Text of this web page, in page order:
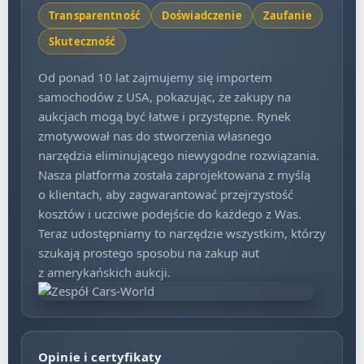
transparentnych danych i zdjęć prosto z aukcji.
Jeśli chcesz, pomożemy Ci również wyszukać pojazd na zamówienie –
Jak wygląda proces licytacji i zakupu na aukcji
Copart z pomocą cars-world.pl?
Licytacja auta z Copart może wydawać się skomplikowana – ale tylko
wtedy, gdy działasz samodzielnie. Z nami cały proces jest uproszczony do
minimum.Nie musisz zakładać konta na Copart, znać języka, ani znać
zasad aukcji – robimy to za Ciebie.
Jak to działa?
Wybierasz auto z naszej bazy ogłoszeń lub wskazujesz model, którego
szukasz.
My weryfikujemy stan, historię i opłacalność zakupu.
Licytujemyw Twoim imieniu, zgodnie z ustalonym wcześniej
odprawę celną, opłaty, legalizację
Transparentność Doświadczenie
Zaufanie
Skuteczność
Od ponad 10 lat zajmujemy się importem
samochodów z USA, pokazując, że zakupy na
aukcjach mogą być łatwe i przystępne. Rynek
zmotywował nas do stworzenia własnego
narzędzia eliminującego niewygodne rozwiązania.
Nasza platforma została zaprojektowana z myślą
o klientach, aby zagwarantować przejrzystość
kosztów i uczciwe podejście do każdego z Was.
Teraz udostępniamy to narzędzie wszystkim, którzy
szukają prostego sposobu na zakup aut
z amerykańskich aukcji.
Opinie i certyfikaty